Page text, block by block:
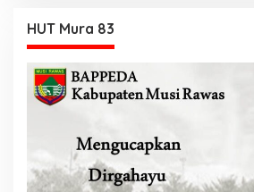
HUT Mura 83